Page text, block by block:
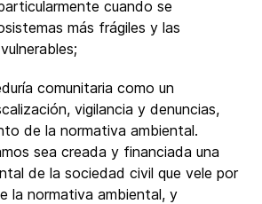
cuando se
más frágiles y las
comunitaria como un
vigilancia y denuncias,
de la normativa ambiental.
sea creada y financiada una
de la sociedad civil que vele por
la normativa ambiental, y